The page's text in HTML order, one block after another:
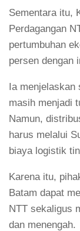
Sementara itu,
Perdagangan
pertumbuhan
persen dengan
Ia menjelaskan
masih menjadi
Namun,
harus melalui
biaya logistik
Karena itu,
Batam dapat
NTT sekaligus
dan menengah.